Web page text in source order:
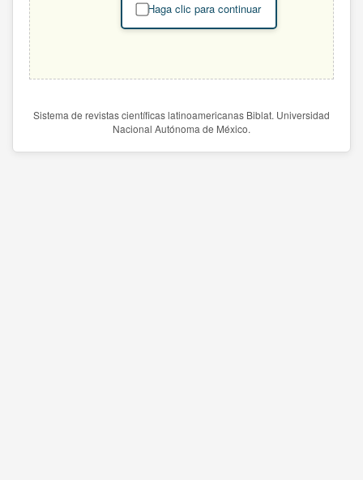
Haga clic para continuar
Sistema de revistas científicas latinoamericanas Biblat. Universidad
Nacional Autónoma de México.